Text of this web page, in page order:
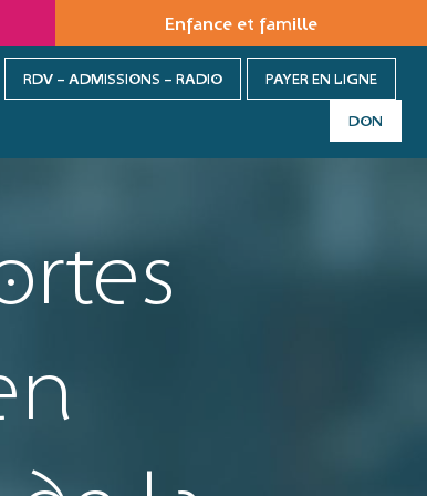
Enfance et famille
RDV – ADMISSIONS – RADIO PAYER EN LIGNE
DON